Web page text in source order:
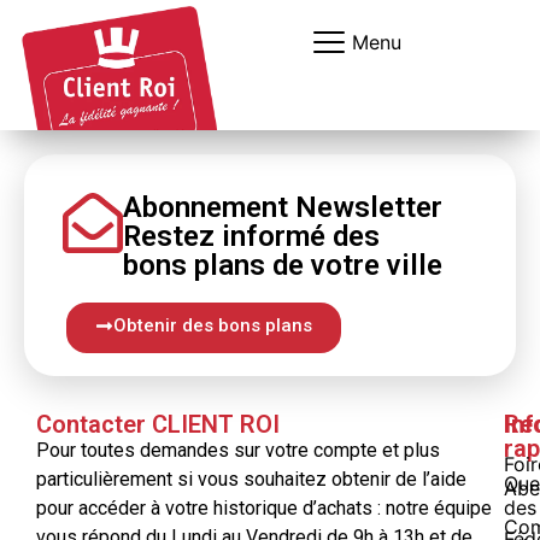
Menu
Abonnement Newsletter
Restez informé des
bons plans de votre ville
Obtenir des bons plans
Contacter CLIENT ROI
Pour toutes demandes sur votre compte et plus
particulièrement si vous souhaitez obtenir de l’aide
pour accéder à votre historique d’achats : notre équipe des
Panneau de gestion des cookies